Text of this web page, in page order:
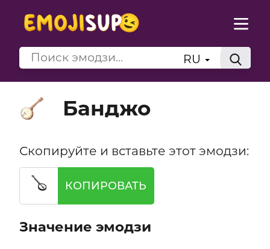
RU
🪕 Банджо
Скопируйте и вставьте этот эмодзи:
🪕 КОПИРОВАТЬ
Значение эмодзи